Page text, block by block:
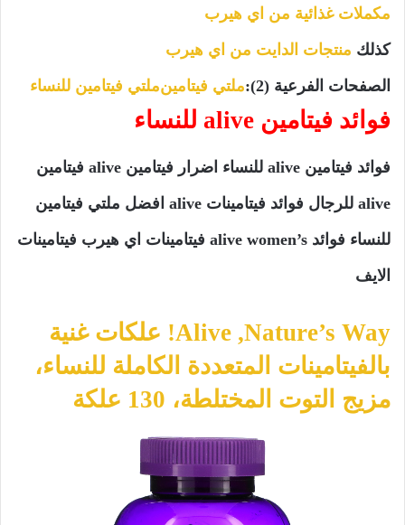
مكملات غذائية من اي هيرب
كذلك منتجات الدايت من اي هيرب
الصفحات الفرعية (2): ملتي فيتامينملتي فيتامين للنساء
فوائد فيتامين alive للنساء
فوائد فيتامين alive للنساء اضرار فيتامين alive فيتامين
alive للرجال فوائد فيتامينات alive افضل ملتي فيتامين
للنساء فوائد alive women’s فيتامينات اي هيرب فيتامينات
الايف
Nature’s Way‏, Alive! علكات غنية
بالفيتامينات المتعددة الكاملة للنساء،
مزيج التوت المختلطة، 130 علكة